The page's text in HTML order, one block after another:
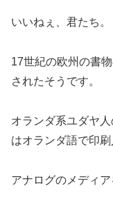
いいねぇ、君たち。
17世紀の欧州の書
されたそうです。
オランダ系ユダヤ
はオランダ語で印
アナログのメディ